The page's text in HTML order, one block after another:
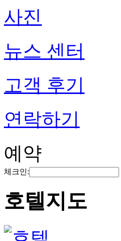
사진
뉴스 센터
고객 후기
연락하기
예약
체크인:
호텔지도